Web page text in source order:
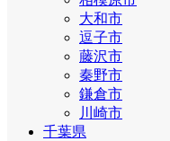
大和市
逗子市
藤沢市
秦野市
鎌倉市
川崎市
千葉県